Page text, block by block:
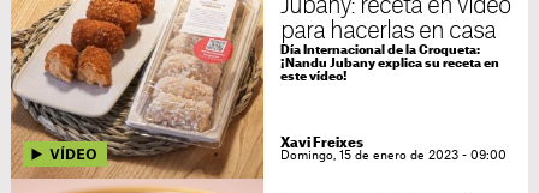
Jubany: receta en vídeo
para hacerlas en casa
Día Internacional de la Croqueta:
¡Nandu Jubany explica su receta en
este vídeo!
Xavi Freixes
Domingo, 15 de enero de 2023 - 09:00